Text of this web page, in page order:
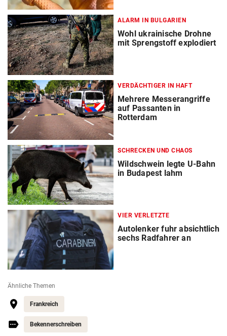
ALARM IN BULGARIEN
Wohl ukrainische Drohne
mit Sprengstoff explodiert
VERDÄCHTIGER IN HAFT
Mehrere Messerangriffe
auf Passanten in
Rotterdam
SCHRECKEN UND CHAOS
Wildschwein legte U-Bahn
in Budapest lahm
VIER VERLETZTE
Autolenker fuhr absichtlich
sechs Radfahrer an
Ähnliche Themen
Frankreich
Bekennerschreiben